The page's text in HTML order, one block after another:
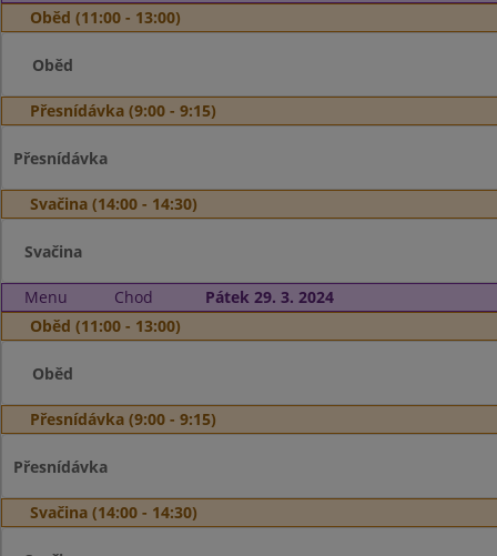
Oběd (11:00 - 13:00)
Oběd
Přesnídávka (9:00 - 9:15)
Přesnídávka
Svačina (14:00 - 14:30)
Svačina
Menu Chod
Pátek 29. 3. 2024
Oběd (11:00 - 13:00)
Oběd
Přesnídávka (9:00 - 9:15)
Přesnídávka
Svačina (14:00 - 14:30)